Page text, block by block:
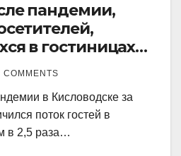
пандемии,
в гостиницах
в 2,5 раза.
COMMENTS
в Кисловодске за
поток гостей в
в 2,5 раза…